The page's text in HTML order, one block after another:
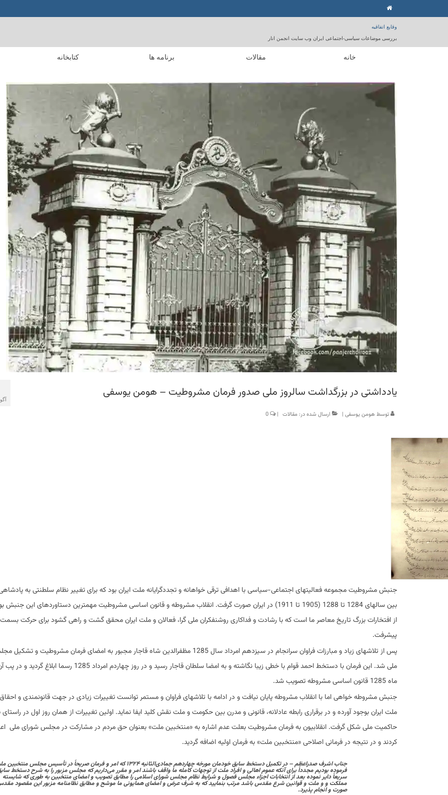
وقایع اتفاقیه
بررسی موضاعات سیاسی-اجتماعی ایران وب سایت انجمن انار
خانه مقالات برنامه ها کتابخانه
یادداشتی در بزرگداشت سالروز ملی صدور فرمان مشروطیت – هومن یوسفی
توسط هومن یوسفی | ارسال شده در: مقالات |
جنبش مشروطیت مجموعه فعالیتهای اجتماعی-سیاسی با اهدافی ترقی خواهانه و تجددگرایانه ملت ایران بود که برای تغییر نظام سلطنتی به
بین سالهای 1284 تا 1288 (1905 تا 1911) در ایران صورت گرفت. انقلاب مشروطه و قانون اساسی مشروطیت مهمترین دستاوردهای این
از افتخارات بزرگ تاریخ معاصر ما است که با رشادت و فداکاری روشنفکران ملی گرا، فعالان و ملت ایران محقق گشت و راهی گشود برای حرکت بسمت
پیشرفت.
پس از تلاشهای زیاد و مبارزات فراوان سرانجام در سیزدهم امرداد سال 1285 مظفرالدین شاه قاجار مجبور به امضای فرمان مشروطیت
ملی شد. این فرمان با دستخط احمد قوام با خطی زیبا نگاشته و به امضا سلطان قاجار رسید و در روز چهاردم امرداد
ماه 1285 قانون اساسی مشروطه تصویب شد.
جنبش مشروطه خواهی اما با انقلاب مشروطه پایان نیافت و در ادامه با تلاشهای فراوان و مستمر توانست تغییرات زیادی در جهت قانونمندی و
ملت ایران بوجود آورده و در برقراری رابطه عادلانه، قانونی و مدرن بین حکومت و ملت نقش کلید ایفا نماید. اولین تغییرات از همان روز اول در راستای
حاکمیت ملی شکل گرفت. انقلابیون به فرمان مشروطیت بعلت عدم اشاره به «منتخبین ملت» بعنوان حق مردم در مشارکت در مجلس شورای ملی
کردند و در نتیجه در فرمانی اصلاحی «منتخبین ملت» به فرمان اولیه اضافه گردید.
جناب اشرف صدراعظم – در تکمیل دستخط سابق خودمان مورخه چهاردهم جمادی‌الثانیه ۱۳۲۴ که امر و فرمان صریحاً در تأسیس مجلس
فرموده بودیم مجدداً برای آنکه عموم اهالی و افراد ملت از توجهات کامله ما واقف باشند امر و مقرر می‌داریم که مجلس مزبور را به شرح دستخط
سریعاً دایر نموده بعد از انتخابات اجزاء مجلس فصول و شرایط نظام مجلس شورای اسلامی را مطابق تصویب و امضای منتخبین به طوری که شایسته
مملکت و و ملت و قوانین شرع مقدس باشد مرتب بنمایید که به شرف عرض و امضای همایونی ما موشح و مطابق نظامنامه مزبور این مقصود
صورت و انجام پذیرد.